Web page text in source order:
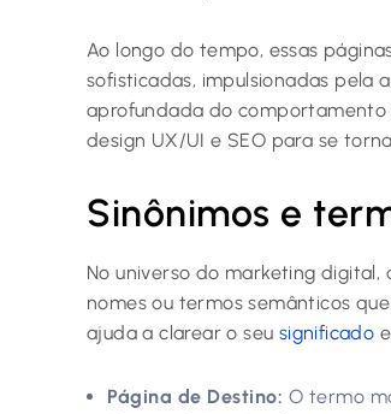
Ao longo do tempo, essas
sofisticadas, impulsionadas pela
aprofundada do comportamento
design UX/UI e SEO para se
Sinônimos e
No universo do marketing
nomes ou termos semânticos
ajuda a clarear o seu significado
Página de Destino: O termo